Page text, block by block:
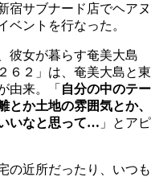
宿サブナード店でヘアヌ
ベントを行なった。
彼女が暮らす奄美大島
６２」は、奄美大島と東
由来。「 自分の中のテー
とか土地の雰囲気とか、
いなと思って… 」とアピ
の近所だったり、いつも